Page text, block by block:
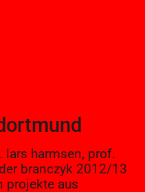
lars harmsen, prof.
branczyk 2012/13
projekte aus